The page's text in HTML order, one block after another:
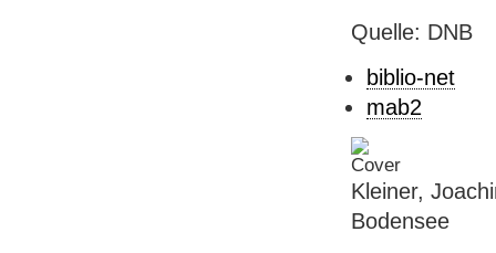
Quelle: DNB
biblio-net
mab2
Kleiner,
Bodensee